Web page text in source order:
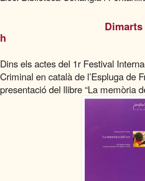
Dimarts
h
Dins els actes del 1r Festival
Criminal en català de l’Espluga de
presentació del llibre “La memòria